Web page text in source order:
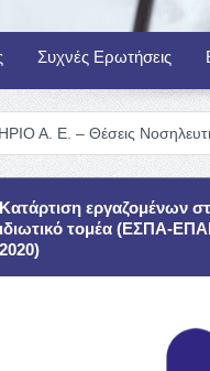
Συχνές Ερωτήσεις
Νοσηλευτικού
Κατάρτιση εργαζομένων
ιδιωτικό τομέα (ΕΣΠΑ-
2020)